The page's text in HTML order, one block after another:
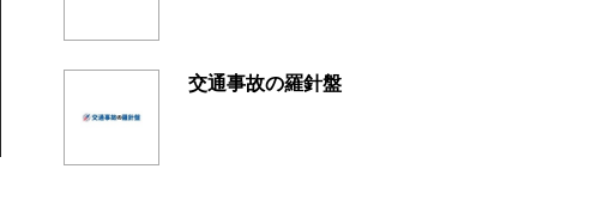
交通事故の羅針盤